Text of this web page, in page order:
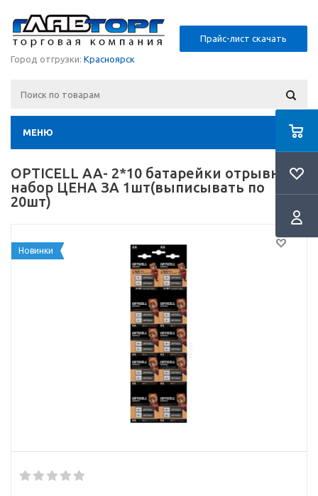
Прайс-лист скачать
Город отгрузки: Красноярск
МЕНЮ
OPTICELL АА- 2*10 батарейки отрывной
набор ЦЕНА ЗА 1шт(выписывать по
20шт)
Новинки